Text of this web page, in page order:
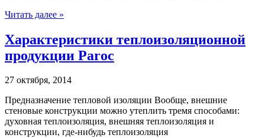
Читать далее »
Характеристики теплоизоляционной
продукции Paroc
27 октября, 2014
Предназначение тепловой изоляции Вообще, внешние
стеновые конструкции можно утеплить тремя способами:
духовная теплоизоляция, внешняя теплоизоляция и
конструкции, где-нибудь теплоизоляция